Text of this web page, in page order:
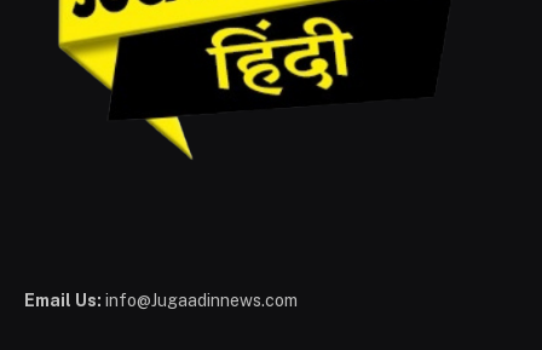
Email Us: info@Jugaadinnews.com